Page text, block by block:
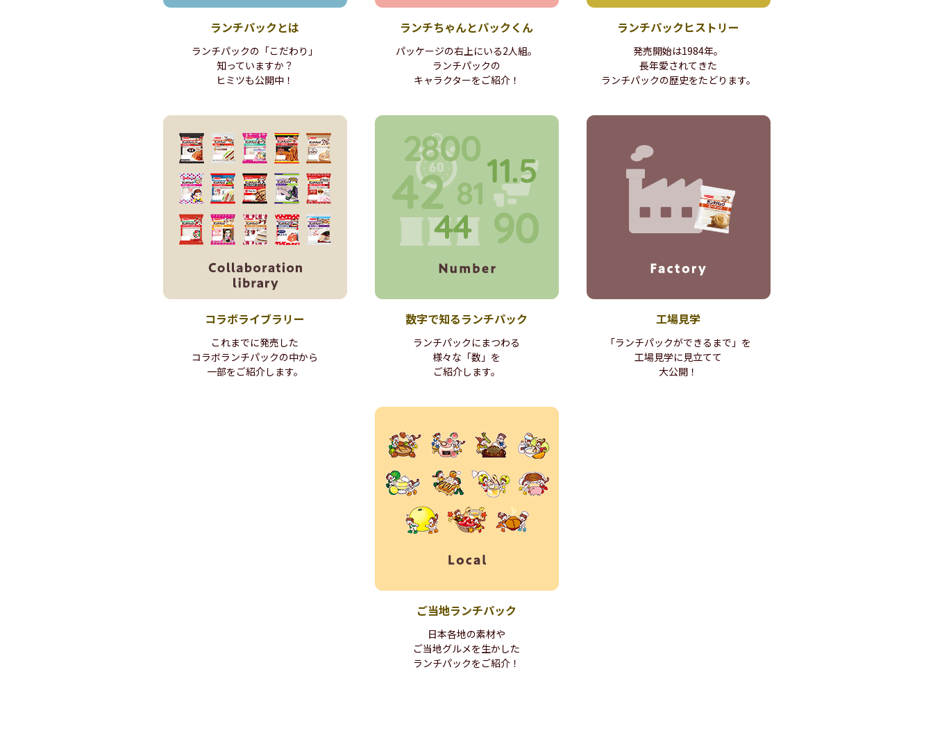
ランチパックとは
ランチパックの 「こだわり」
知っていますか？
ヒミツも公開中！
ランチちゃんとパックくん
パッケージの右上にいる2人組。
ランチパックの
キャラクターをご紹介！
ランチパックヒストリー
発売開始は1984年。
長年愛されてきた
ランチパックの歴史をたどります。
コラボライブラリー
これまでに発売した
コラボランチパックの中から
一部をご紹介します。
数字で知るランチパック
ランチパックにまつわる
様々な「数」を
ご紹介します。
工場見学
「ランチパックができるまで」を
工場見学に見立てて
大公開！
ご当地ランチパック
日本各地の素材や
ご当地グルメを生かした
ランチパックをご紹介！